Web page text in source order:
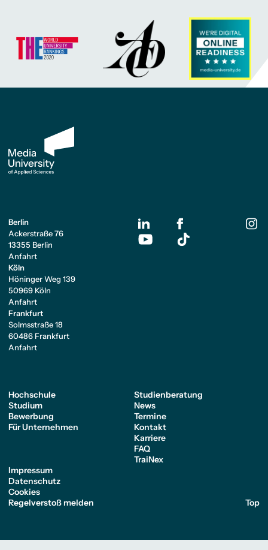
Berlin
Ackerstraße 76
13355 Berlin
Anfahrt
Köln
Höninger Weg 139
50969 Köln
Anfahrt
Frankfurt
Solmsstraße 18
60486 Frankfurt
Anfahrt
Hochschule
Studium
Bewerbung
Für Unternehmen
Studienberatung
News
Termine
Kontakt
Karriere
FAQ
TraiNex
Impressum
Datenschutz
Cookies
Regelverstoß melden
Top